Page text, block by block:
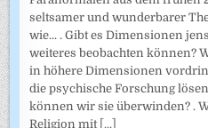
seltsamer und wunderbarer
wie... . Gibt es Dimensionen
weiteres beobachten können?
in höhere Dimensionen
die psychische Forschung
können wir sie überwinden? .
Religion mit [...]